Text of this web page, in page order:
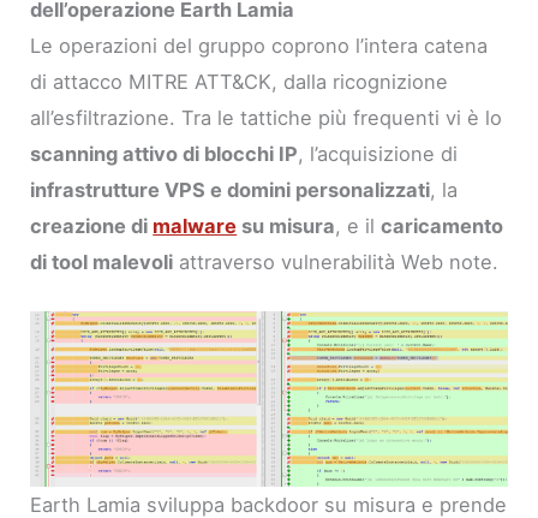
dell’operazione Earth Lamia
Le operazioni del gruppo coprono l’intera catena
di attacco MITRE ATT&CK, dalla ricognizione
all’esfiltrazione. Tra le tattiche più frequenti vi è lo
scanning attivo di blocchi IP, l’acquisizione di
infrastrutture VPS e domini personalizzati, la
creazione di malware su misura, e ilcaricamento
di tool malevoli attraverso vulnerabilità Web note.
Earth Lamia sviluppa backdoor su misura e prende